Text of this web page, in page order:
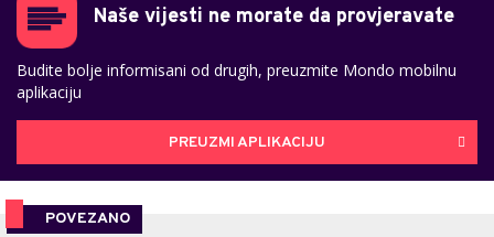
Naše vijesti ne morate da provjeravate
Budite bolje informisani od drugih, preuzmite Mondo mobilnu
aplikaciju
PREUZMI APLIKACIJU
POVEZANO